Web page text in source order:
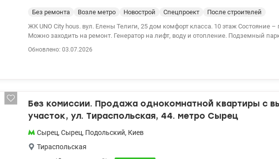
Без ремонта Возле метро Новострой Спецпроект
После строителей
ЖК UNO City hous. вул. Елены Телиги, 25 дом комфорт класса. 10 этаж Состояние – после строителей.
Можно заходить на ремонт. Генератор на лифт, воду и отопление. Подземный
Обновлено: 03.07.2026
Без комиссии. Продажа однокомнатной квартиры с
участок, ул. Тираспольская, 44. метро Сырец
Сырец, Сырец, Подольский, Киев
Тираспольская